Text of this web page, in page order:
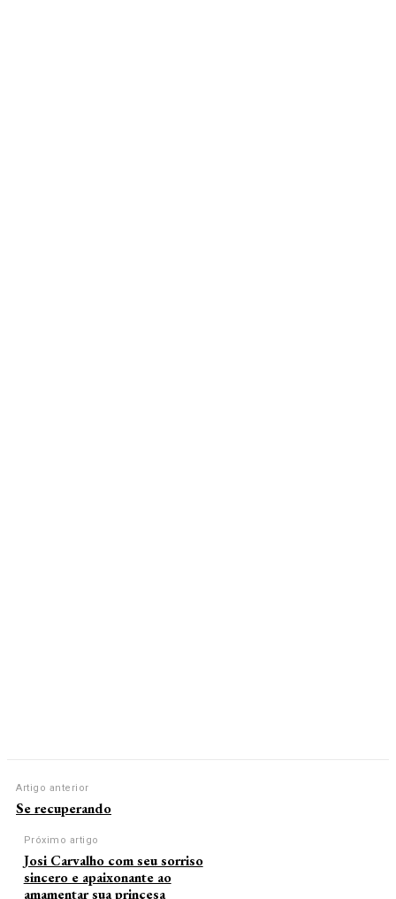
Artigo anterior
Se recuperando
Próximo artigo
Josi Carvalho com seu sorriso
sincero e apaixonante ao
amamentar sua princesa